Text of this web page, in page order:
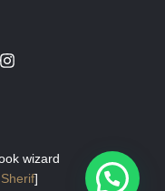
wizard
]